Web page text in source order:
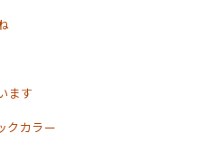
ます
クカラー